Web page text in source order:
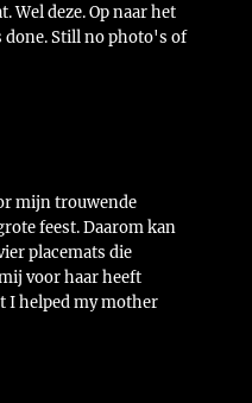
Wel deze. Op naar het
done. Still no photo's of
mijn trouwende
feest. Daarom kan
placemats die
voor haar heeft
I helped my mother